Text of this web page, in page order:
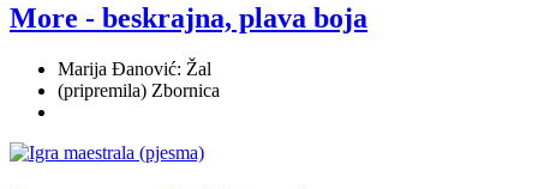
More - beskrajna, plava boja
Marija Đanović: Žal
(pripremila) Zbornica